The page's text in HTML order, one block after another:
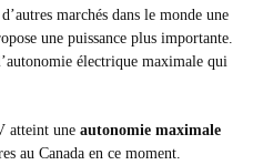
marchés dans le monde une
une puissance plus importante.
électrique maximale qui
atteint une autonomie maximale
au Canada en ce moment.